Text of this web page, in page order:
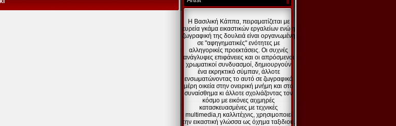
Η Βασιλική Κάππα, πειραματίζεται με
ευρεία γκάμα εικαστικών εργαλείων ενώ η
ζωγραφική της δουλειά είναι οργανωμένη
σε "αφηγηματικές" ενότητες με
αλληγορικές προεκτάσεις. Οι συχνές
ανάγλυφες επιφάνειες και οι απρόσμενοι
χρωματικοί συνδυασμοί, δημιουργούν
ένα εκρηκτικό σύμπαν, άλλοτε
ενσωματώνοντας το αυτό σε ζωγραφικά
μέρη οικεία στην ονειρική μνήμη και στο
συναίσθημα κι άλλοτε σχολιάζοντας τον
κόσμο με εικόνες αιχμηρές
κατασκευασμένες με τεχνικές
multimedia,η καλλιτέχνις, χρησιμοποιεί
την εικαστική γλώσσα ως όχημα ταξιδιού.